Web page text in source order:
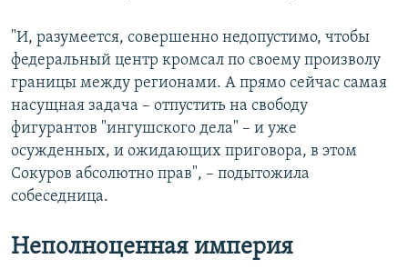
"И, разумеется, совершенно недопустимо, чтобы
федеральный центр кромсал по своему произволу
границы между регионами. А прямо сейчас самая
насущная задача – отпустить на свободу
фигурантов "ингушского дела" – и уже
осужденных, и ожидающих приговора, в этом
Сокуров абсолютно прав", – подытожила
собеседница.
Неполноценная империя